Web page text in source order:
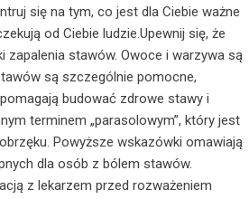
się na tym, co jest dla Ciebie ważne
od Ciebie ludzie.Upewnij się, że
zapalenia stawów. Owoce i warzywa są
są szczególnie pomocne,
budować zdrowe stawy i
terminem „parasolowym”, który jest
Powyższe wskazówki omawiają
dla osób z bólem stawów.
z lekarzem przed rozważeniem